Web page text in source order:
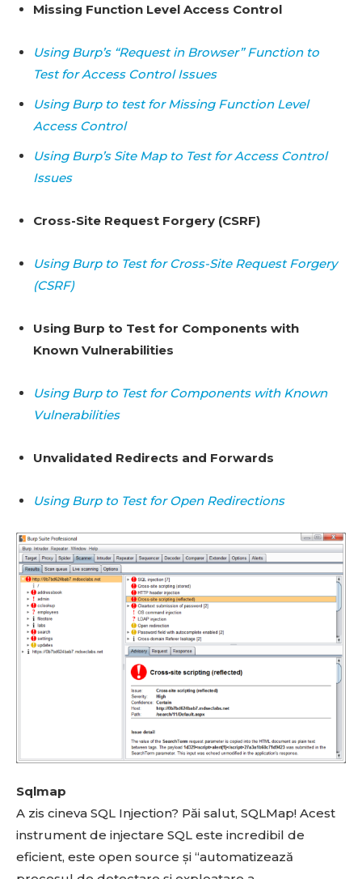
Missing Function Level Access Control
Using Burp’s “Request in Browser” Function to
Test for Access Control Issues
Using Burp to test for Missing Function Level
Access Control
Using Burp’s Site Map to Test for Access Control
Issues
Cross-Site Request Forgery (CSRF)
Using Burp to Test for Cross-Site Request Forgery
(CSRF)
Using Burp to Test for Components with
Known Vulnerabilities
Using Burp to Test for Components with Known
Vulnerabilities
Unvalidated Redirects and Forwards
Using Burp to Test for Open Redirections
Sqlmap
A zis cineva SQL Injection? Păi salut, SQLMap! Acest
instrument de injectare SQL este incredibil de
eficient, este open source și “automatizează